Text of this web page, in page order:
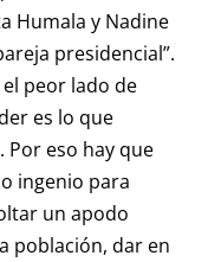
Humala y Nadine
presidencial”.
peor lado de
es lo que
Por eso hay que
ingenio para
un apodo
población, dar en